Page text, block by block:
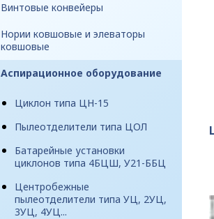
Винтовые конвейеры
Нории ковшовые и элеваторы
ковшовые
Аспирационное оборудование
Циклон типа ЦН-15
Пылеотделители типа ЦОЛ
Батарейные установки
циклонов типа 4БЦШ, У21-ББЦ
Центробежные
пылеотделители типа УЦ, 2УЦ,
3УЦ, 4УЦ...